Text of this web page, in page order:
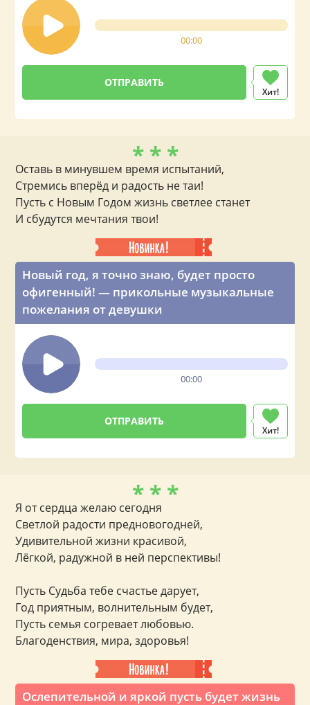
00:00
Хит!
Новый год, я точно знаю, будет просто
офигенный! — прикольные музыкальные
пожелания от девушки
00:00
Хит!
* * *
Оставь в минувшем время испытаний,
Стремись вперёд и радость не таи!
Пусть с Новым Годом жизнь светлее станет
И сбудутся мечтания твои!
Ослепительной и яркой пусть будет жизнь
* * *
Я от сердца желаю сегодня
Светлой радости предновогодней,
Удивительной жизни красивой,
Лёгкой, радужной в ней перспективы!
Пусть Судьба тебе счастье дарует,
Год приятным, волнительным будет,
Пусть семья согревает любовью.
Благоденствия, мира, здоровья!